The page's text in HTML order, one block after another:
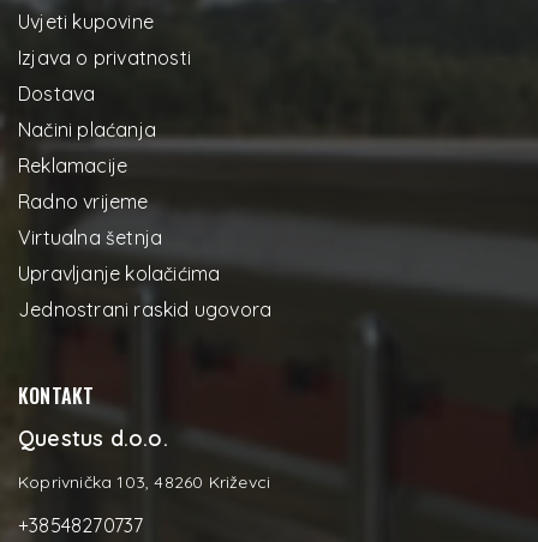
Uvjeti kupovine
Izjava o privatnosti
Dostava
Načini plaćanja
Reklamacije
Radno vrijeme
Virtualna šetnja
Upravljanje kolačićima
Jednostrani raskid ugovora
KONTAKT
Questus d.o.o.
Koprivnička 103, 48260 Križevci
+38548270737